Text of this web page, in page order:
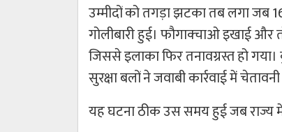
उम्मीदों को तगड़ा झटका तब लगा जब
गोलीबारी हुई। फौगाक्चाओ इखाई
जिससे इलाका फिर तनावग्रस्त हो
सुरक्षा बलों ने जवाबी कार्रवाई में
यह घटना ठीक उस समय हुई जब राज्य में